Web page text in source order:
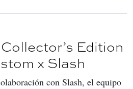
Edition
x Slash
con Slash, el equipo